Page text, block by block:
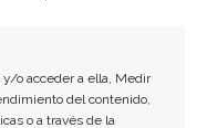
o acceder a ella, Medir
del contenido,
o a través de la
requerida para
la pena
En el Análisis